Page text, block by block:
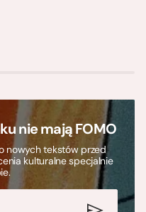
nie mają FOMO
nowych tekstów przed
kulturalne specjalnie